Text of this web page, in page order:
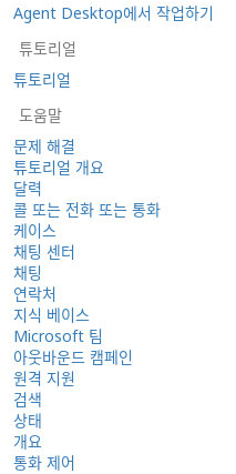
Agent Desktop에서 작업하기
튜토리얼
튜토리얼
도움말
문제 해결
튜토리얼 개요
달력
콜 또는 전화 또는 통화
케이스
채팅 센터
채팅
연락처
지식 베이스
Microsoft 팀
아웃바운드 캠페인
원격 지원
검색
상태
개요
통화 제어